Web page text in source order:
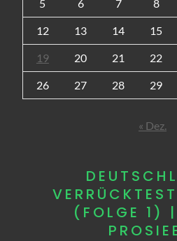
5 6 7 8
12 13 14 15
19 20 21 22
26 27 28 29
« Dez.
(FOLGE 1)